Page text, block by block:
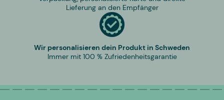
Lieferung an den Empfänger
Wir personalisieren dein Produkt in Schweden
Immer mit 100 % Zufriedenheitsgarantie